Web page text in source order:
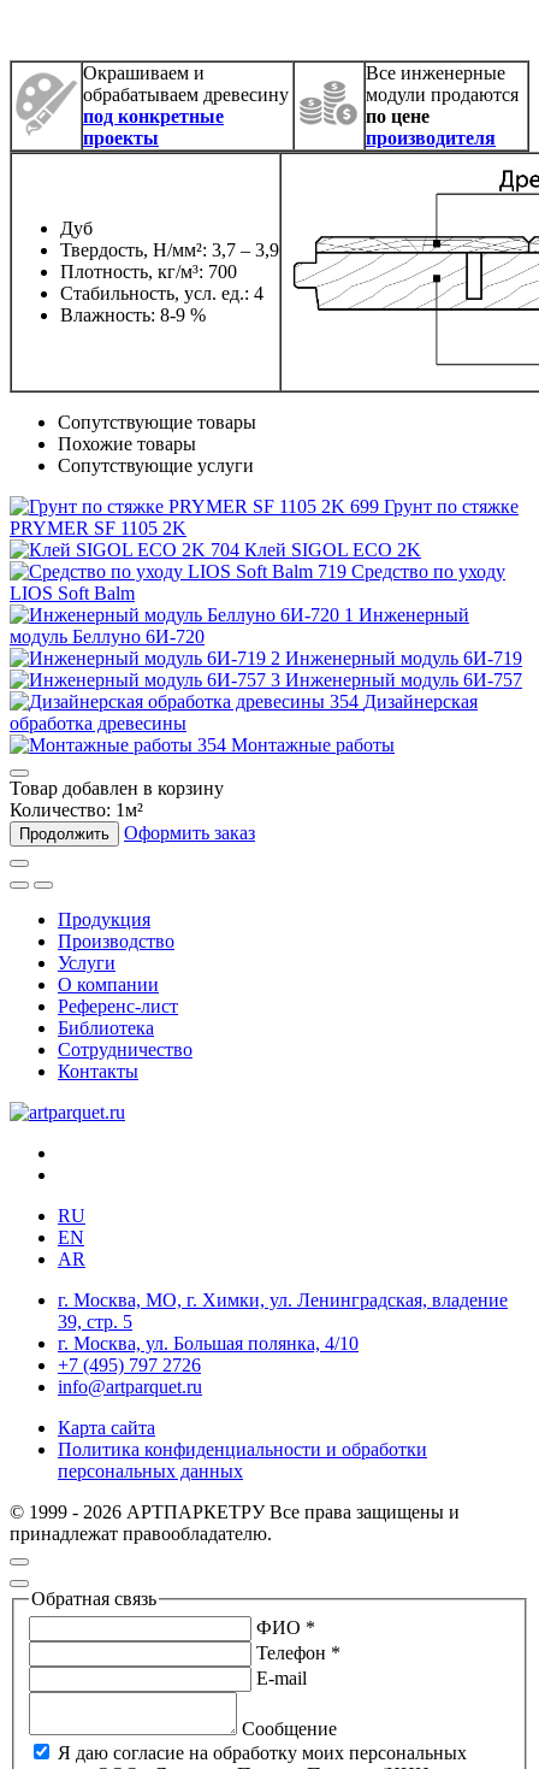
Окрашиваем и
обрабатываем древесину
под конкретные
проекты
Все инженерные
модули продаются
по цене
производителя
Дуб
Твердость, Н/мм²: 3,7 – 3,9
Плотность, кг/м³: 700
Стабильность, усл. ед.: 4
Влажность: 8-9 %
Сопутствующие товары
Похожие товары
Сопутствующие услуги
Грунт по стяжке
PRYMER SF 1105 2K
Клей SIGOL ECO 2K
Средство по уходу
LIOS Soft Balm
Инженерный
модуль Беллуно 6И-720
Инженерный модуль 6И-719
Инженерный модуль 6И-757
Дизайнерская
обработка древесины
Монтажные работы
Товар добавлен в корзину
Количество: 1м²
Продолжить Оформить заказ
Продукция
Производство
Услуги
О компании
Референс-лист
Библиотека
Сотрудничество
Контакты
RU
EN
AR
г. Москва, МО, г. Химки, ул. Ленинградская, владение
39, стр. 5
г. Москва, ул. Большая полянка, 4/10
+7 (495) 797 2726
info@artparquet.ru
Карта сайта
Политика конфиденциальности и обработки
персональных данных
© 1999 - 2026 АРТПАРКЕТРУ Все права защищены и
принадлежат правообладателю.
Обратная связь
ФИО *
Телефон *
E-mail
Сообщение
Я даю согласие на обработку моих персональных